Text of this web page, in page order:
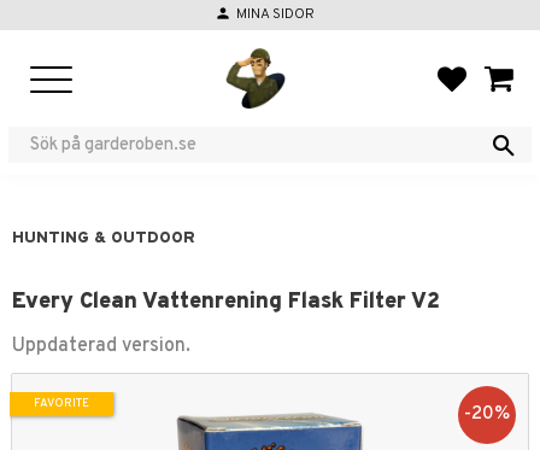
person MINA SIDOR
HUNTING & OUTDOOR
Every Clean Vattenrening Flask Filter V2
Uppdaterad version.
20%
FAVORITE